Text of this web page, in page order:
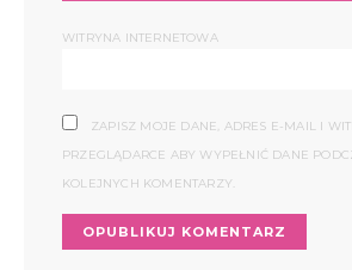
WITRYNA INTERNETOWA
ZAPISZ MOJE DANE, ADRES E-MAIL I
PRZEGLĄDARCE ABY WYPEŁNIĆ DANE
KOLEJNYCH KOMENTARZY.